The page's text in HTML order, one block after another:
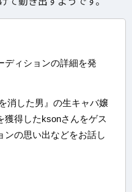
ディションの詳細を発
消した男』の生キャバ嬢
獲得したksonさんをゲス
ンの思い出などをお話し